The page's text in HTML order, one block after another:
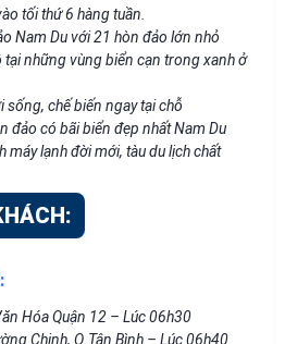
tối thứ 6 hàng tuần.
Nam Du với 21 hòn đảo lớn nhỏ
tại những vùng biển cạn trong xanh ở
sống, chế biến ngay tại chỗ
đảo có bãi biển đẹp nhất Nam Du
máy lạnh đời mới, tàu du lịch chất
Hóa Quận 12 – Lúc 06h30
Chinh, Q.Tân Bình – Lúc 06h40